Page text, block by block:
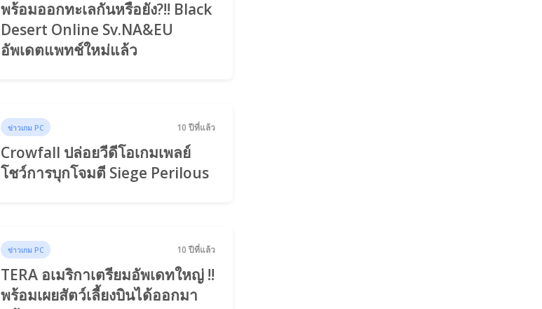
พร้อมออกทะเลกันหรือยัง?!! Black
Desert Online Sv.NA&EU
อัพเดตแพทช์ใหม่แล้ว
ข่าวเกม PC 10 ปีที่แล้ว
Crowfall ปล่อยวีดีโอเกมเพลย์
โชว์การบุกโจมตี Siege Perilous
ข่าวเกม PC 10 ปีที่แล้ว
TERA อเมริกาเตรียมอัพเดทใหญ่ !!
พร้อมเผยสัตว์เลี้ยงบินได้ออกมา